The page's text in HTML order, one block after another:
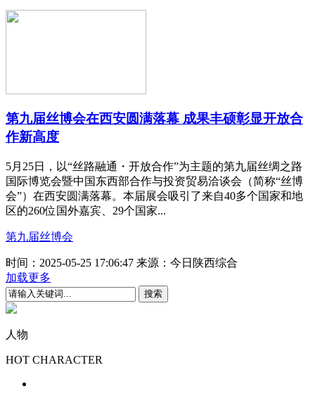
第九届丝博会在西安圆满落幕 成果丰硕彰显开放合
作新高度
5月25日，以“丝路融通・开放合作”为主题的第九届丝绸之路
国际博览会暨中国东西部合作与投资贸易洽谈会（简称“丝博
会”）在西安圆满落幕。本届展会吸引了来自40多个国家和地
区的260位国外嘉宾、29个国家...
第九届丝博会
时间：2025-05-25 17:06:47 来源：今日陕西综合
加载更多
人物
HOT CHARACTER